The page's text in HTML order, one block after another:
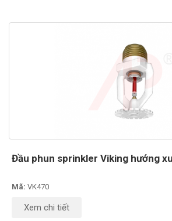
Đầu phun sprinkler Viking hướng
Mã: VK470
Xem chi tiết